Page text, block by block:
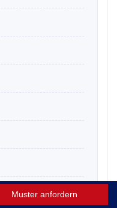
Muster anfordern